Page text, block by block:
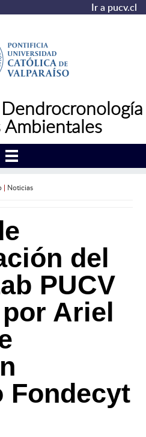
Ir a pucv.cl
| Noticias
del
PUCV
Ariel
Fondecyt